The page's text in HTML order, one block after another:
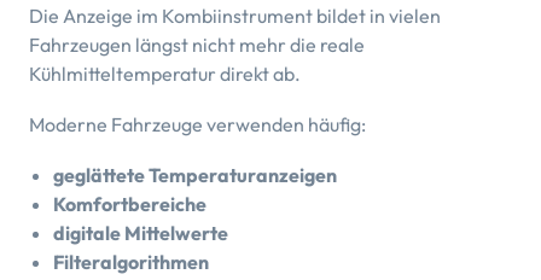
Die Anzeige im Kombiinstrument bildet in vielen
Fahrzeugen längst nicht mehr die reale
Kühlmitteltemperatur direkt ab.
Moderne Fahrzeuge verwenden häufig:
geglättete Temperaturanzeigen
Komfortbereiche
digitale Mittelwerte
Filteralgorithmen